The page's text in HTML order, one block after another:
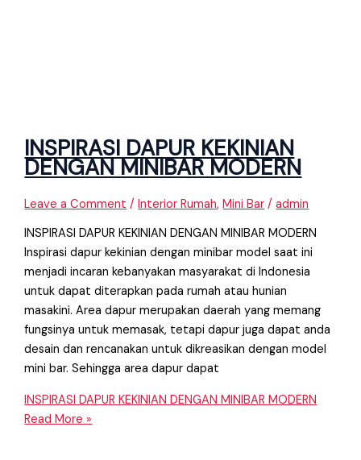
INSPIRASI DAPUR KEKINIAN
DENGAN MINIBAR MODERN
Leave a Comment /Interior Rumah,Mini Bar /admin
INSPIRASI DAPUR KEKINIAN DENGAN MINIBAR MODERN
Inspirasi dapur kekinian dengan minibar model saat ini
menjadi incaran kebanyakan masyarakat di Indonesia
untuk dapat diterapkan pada rumah atau hunian
masakini. Area dapur merupakan daerah yang memang
fungsinya untuk memasak, tetapi dapur juga dapat anda
desain dan rencanakan untuk dikreasikan dengan model
mini bar. Sehingga area dapur dapat
INSPIRASI DAPUR KEKINIAN DENGAN MINIBAR MODERN
Read More »